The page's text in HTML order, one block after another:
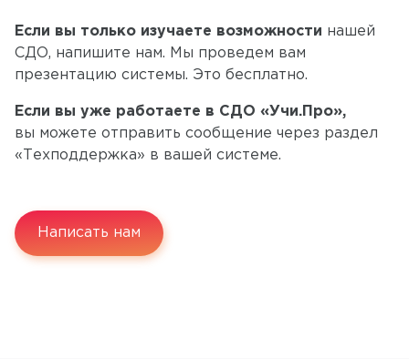
Если вы только изучаете возможности нашей
СДО, напишите нам. Мы проведем вам
презентацию системы. Это бесплатно.
Если вы уже работаете в СДО «Учи.Про»,
вы можете отправить сообщение через раздел
«Техподдержка» в вашей системе.
Написать нам